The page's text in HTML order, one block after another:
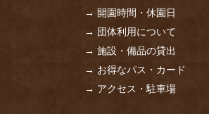
→ 開園時間・休園日
→ 団体利用について
→ 施設・備品の貸出
→ お得なパス・カード
→ アクセス・駐車場